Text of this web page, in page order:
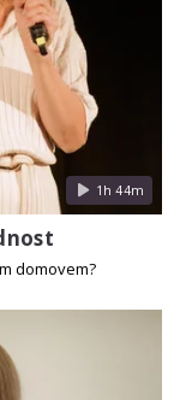
1h 44m
domovem?